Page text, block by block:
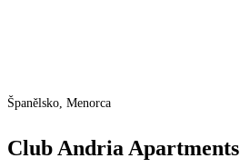
Španělsko, Menorca
Club Andria Apartments